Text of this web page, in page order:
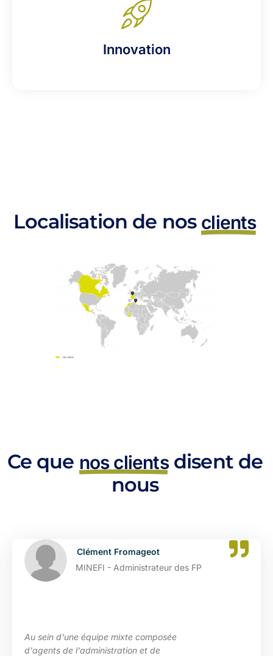
Innovation
Localisation de nos clients
Ce que nos clientsdisent de
nous
Clément Fromageot
MINEFI - Administrateur des FP
Au sein d'une équipe mixte composée
d'agents de l'administration et de